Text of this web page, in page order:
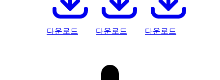
다운로드 다운로드 다운로드